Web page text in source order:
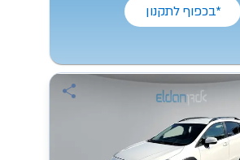
*בכפוף לתקנון